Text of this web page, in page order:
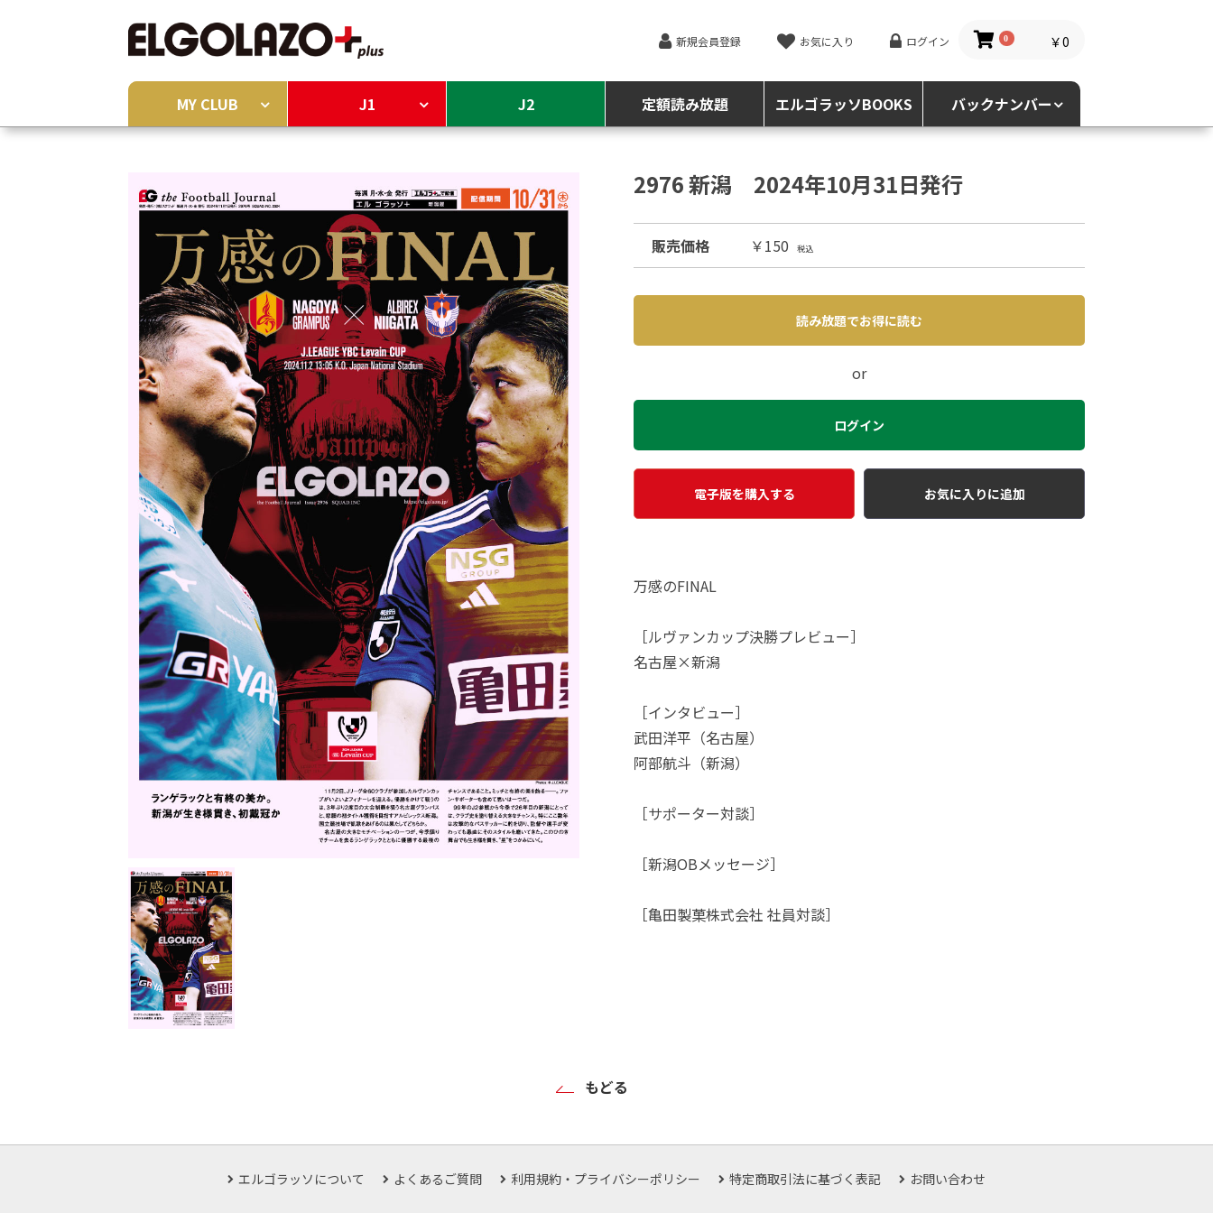
新規会員登録 お気に入り ログイン 0 ￥0
MY CLUB J1 J2 定額読み放題 エルゴラッソBOOKS バックナンバー
2976 新潟 2024年10月31日発行
販売価格 ￥150 税込
読み放題でお得に読む
or
ログイン
電子版を購入する お気に入りに追加
万感のFINAL
［ルヴァンカップ決勝プレビュー］
名古屋×新潟
［インタビュー］
武田洋平（名古屋）
阿部航斗（新潟）
［サポーター対談］
［新潟OBメッセージ］
［亀田製菓株式会社 社員対談］
もどる
エルゴラッソについて よくあるご質問 利用規約・プライバシーポリシー 特定商取引法に基づく表記 お問い合わせ